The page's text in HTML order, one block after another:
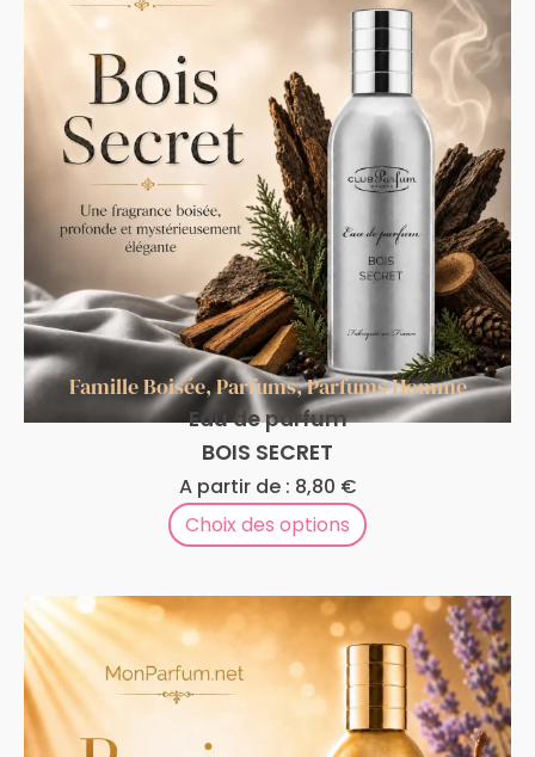
Famille Boisée,Parfums,Parfums Homme
Eau de parfum
BOIS SECRET
A partir de : 8,80 €
Choix des options